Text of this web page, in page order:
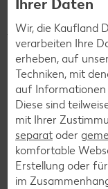
jeder unserer über
Bezahlen auf den
aufrunden und/
soziale
So stärken wir
Engagement vor
direkt vor der
zählt!
Ihrer Daten
Wir, die Kaufland
verarbeiten Ihre
erheben, auf
Techniken, mit
auf
Diese sind
mit Ihrer
separat oder
komfortable
Erstellung oder
im